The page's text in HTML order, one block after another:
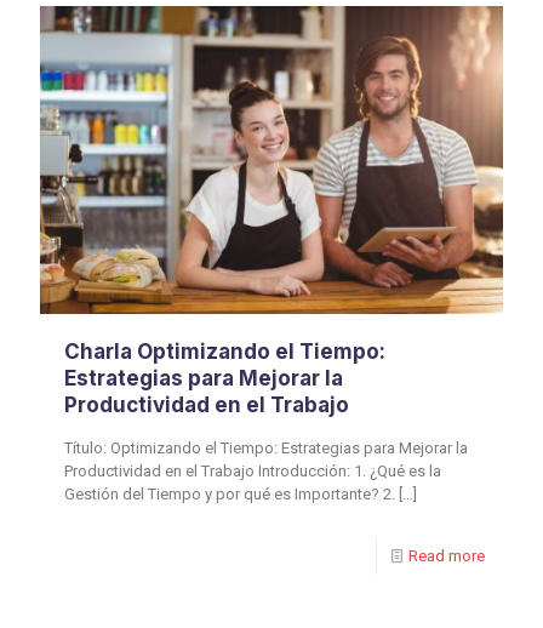
Charla Optimizando el Tiempo:
Estrategias para Mejorar la
Productividad en el Trabajo
Título: Optimizando el Tiempo: Estrategias para Mejorar la
Productividad en el Trabajo Introducción: 1. ¿Qué es la
Gestión del Tiempo y por qué es Importante? 2. […]
Read more